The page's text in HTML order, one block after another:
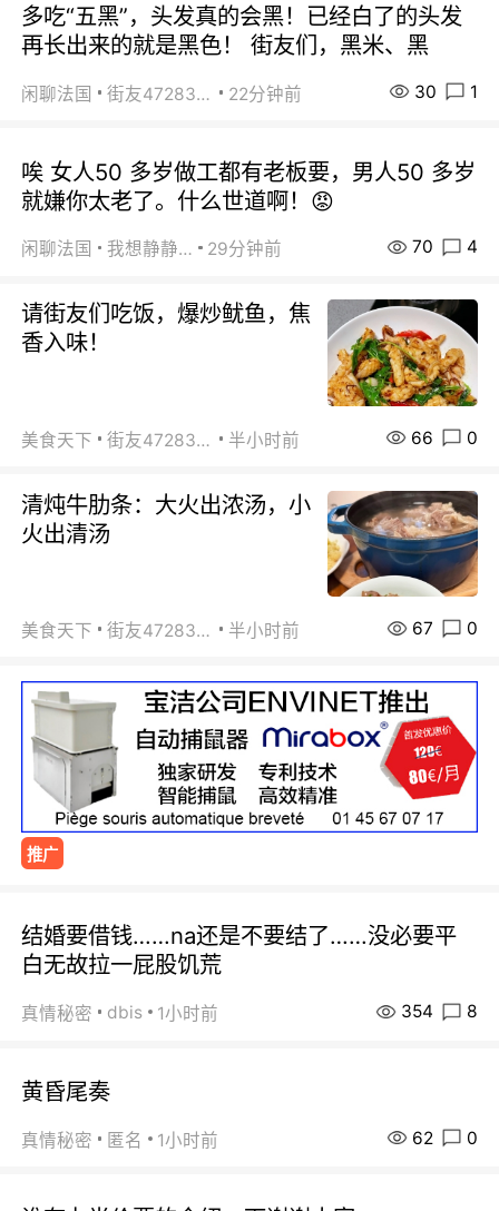
多吃“五黑”，头发真的会黑！已经白了的头发
再长出来的就是黑色！ 街友们，黑米、黑
闲聊法国 街友472838572 22分钟前 30 1
唉 女人50 多岁做工都有老板要，男人50 多岁
就嫌你太老了。什么世道啊！😡
闲聊法国 我想静静… 29分钟前 70 4
请街友们吃饭，爆炒鱿鱼，焦
香入味！
美食天下 街友472838572 半小时前 66 0
清炖牛肋条：大火出浓汤，小
火出清汤
美食天下 街友472838572 半小时前 67 0
推广
结婚要借钱……na还是不要结了……没必要平
白无故拉一屁股饥荒
真情秘密 dbis 1小时前 354 8
黄昏尾奏
真情秘密 匿名 1小时前 62 0